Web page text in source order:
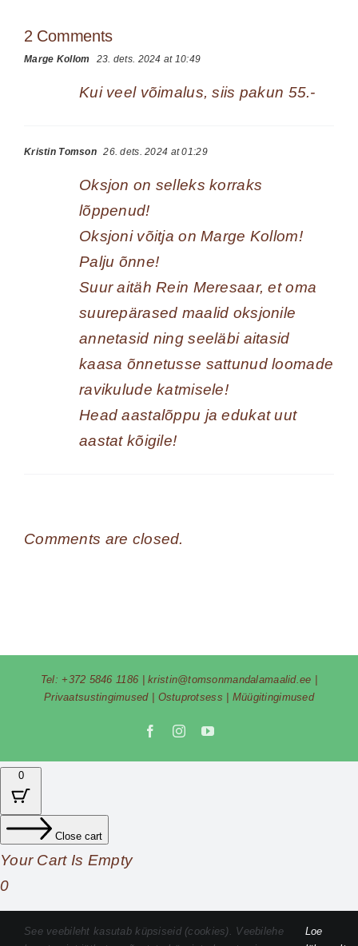
2 Comments
Marge Kollom 23. dets. 2024 at 10:49
Kui veel võimalus, siis pakun 55.-
Kristin Tomson 26. dets. 2024 at 01:29
Oksjon on selleks korraks
lõppenud!
Oksjoni võitja on Marge Kollom!
Palju õnne!
Suur aitäh Rein Meresaar, et oma
suurepärased maalid oksjonile
annetasid ning seeläbi aitasid
kaasa õnnetusse sattunud loomade
ravikulude katmisele!
Head aastalõppu ja edukat uut
aastat kõigile!
Comments are closed.
Tel: +372 5846 1186 |kristin@tomsonmandalamaalid.ee
Privaatsustingimused| Ostuprotsess Müügitingimused
FacebookInstagramYouTube
0
Close cart
Your Cart Is Empty
0
Check out our shop to see what's available
See veebileht kasutab küpsiseid (cookies). Veebilehe
Loe